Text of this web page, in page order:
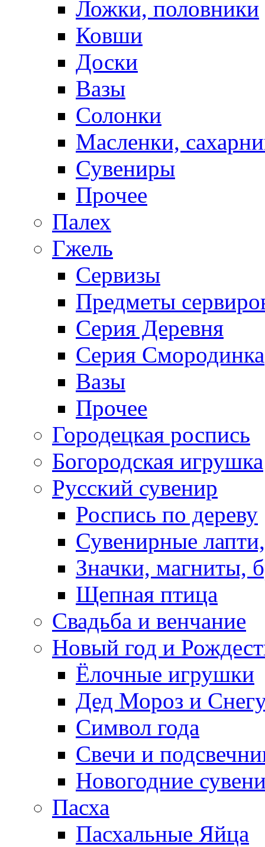
Ложки, половники
Ковши
Доски
Вазы
Солонки
Масленки,
Сувениры
Прочее
Палех
Гжель
Сервизы
Предметы
Серия Деревня
Серия Смородинка
Вазы
Прочее
Городецкая роспись
Богородская игрушка
Русский сувенир
Роспись по дереву
Сувенирные
Значки, магниты,
Щепная птица
Свадьба и венчание
Новый год и
Ёлочные игрушки
Дед Мороз и
Символ года
Свечи и
Новогодние
Пасха
Пасхальные Яйца